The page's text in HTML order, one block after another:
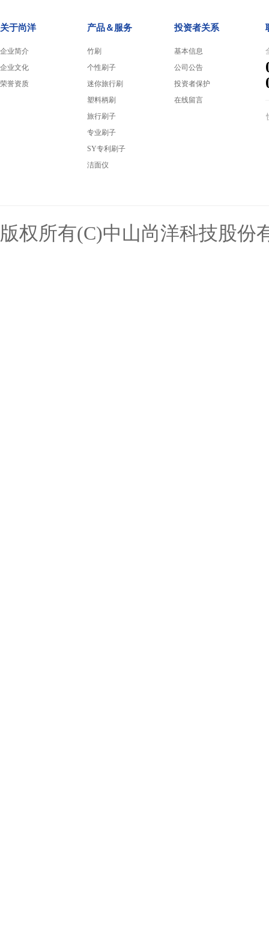
关于尚洋
企业简介
企业文化
荣誉资质
产品＆服务
竹刷
个性刷子
迷你旅行刷
塑料柄刷
旅行刷子
专业刷子
SY专利刷子
洁面仪
投资者关系
基本信息
公司公告
投资者保护
在线留言
版权所有(C)中山尚洋科技股